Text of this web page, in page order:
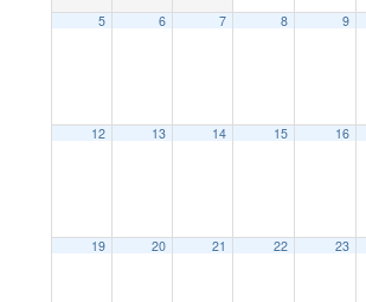
5 6 7 8 9
12 13 14 15 16
19 20 21 22 23